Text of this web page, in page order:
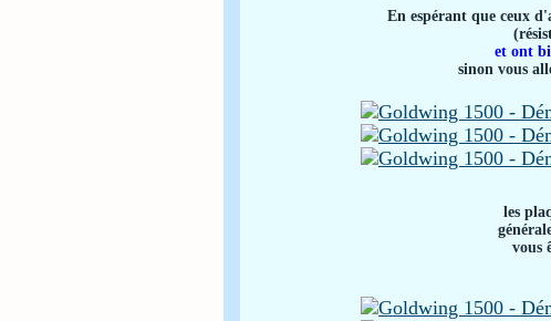
En espérant que ceux
et ont
sinon vous
les
vous